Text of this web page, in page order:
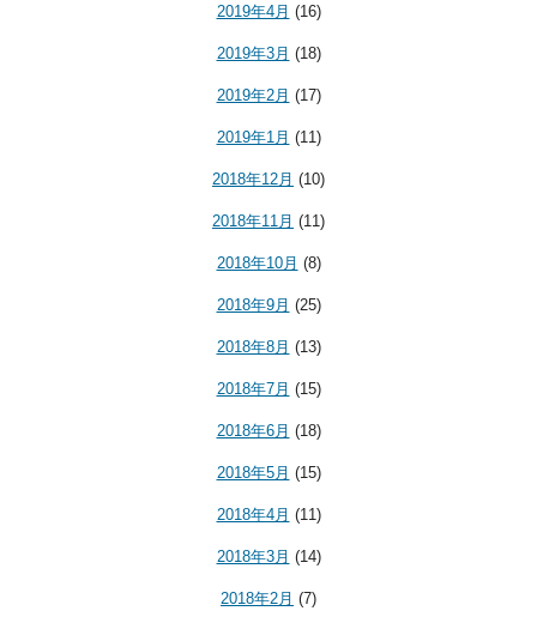
2019年4月 (16)
2019年3月 (18)
2019年2月 (17)
2019年1月 (11)
2018年12月 (10)
2018年11月 (11)
2018年10月 (8)
2018年9月 (25)
2018年8月 (13)
2018年7月 (15)
2018年6月 (18)
2018年5月 (15)
2018年4月 (11)
2018年3月 (14)
2018年2月 (7)